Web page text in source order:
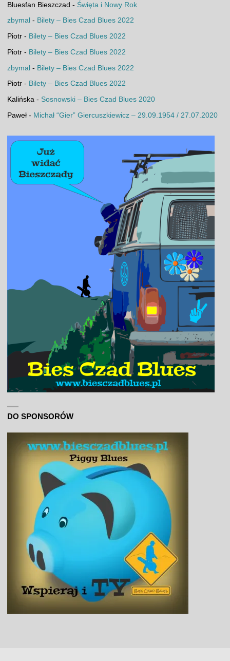
Bluesfan Bieszczad - Święta i Nowy Rok
zbymal - Bilety – Bies Czad Blues 2022
Piotr- Bilety – Bies Czad Blues 2022
Piotr- Bilety – Bies Czad Blues 2022
zbymal- Bilety – Bies Czad Blues 2022
Piotr- Bilety – Bies Czad Blues 2022
Kalińska- Sosnowski – Bies Czad Blues 2020
Paweł- Michał “Gier” Giercuszkiewicz – 29.09.1954 / 27.07.2020
DO SPONSORÓW